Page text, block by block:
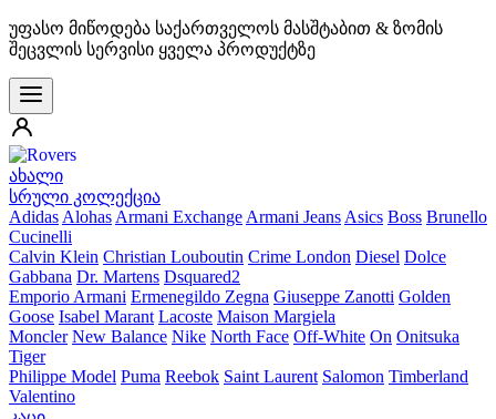
უფასო მიწოდება საქართველოს მასშტაბით & ზომის
შეცვლის სერვისი ყველა პროდუქტზე
ახალი
სრული კოლექცია
Adidas Alohas Armani Exchange Armani Jeans Asics Boss Brunello
Cucinelli
Calvin Klein Christian Louboutin Crime London Diesel Dolce
Gabbana Dr. Martens Dsquared2
Emporio Armani Ermenegildo Zegna Giuseppe Zanotti Golden
Goose Isabel Marant Lacoste Maison Margiela
Moncler New Balance Nike North Face Off-White On Onitsuka
Tiger
Philippe Model Puma Reebok Saint Laurent Salomon Timberland
Valentino